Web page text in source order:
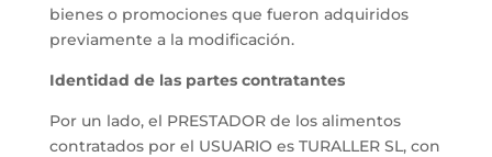
bienes o promociones que fueron adquiridos
previamente a la modificación.
Identidad de las partes contratantes
Por un lado, el PRESTADOR de los alimentos
contratados por el USUARIO es TURALLER SL, con